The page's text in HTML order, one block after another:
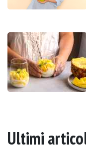
Ultimi